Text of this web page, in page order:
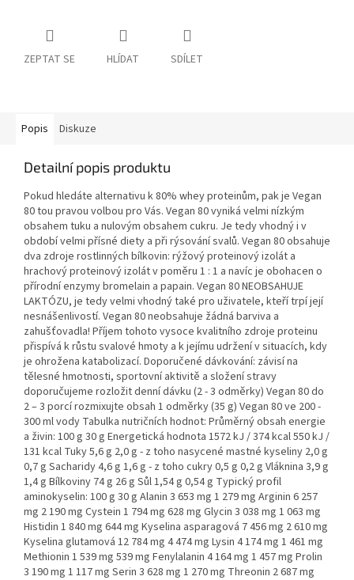
ZEPTAT SE HLÍDAT SDÍLET
Popis Diskuze
Detailní popis produktu
Pokud hledáte alternativu k 80% whey proteinům, pak je Vegan
80 tou pravou volbou pro Vás. Vegan 80 vyniká velmi nízkým
obsahem tuku a nulovým obsahem cukru. Je tedy vhodný i v
období velmi přísné diety a při rýsování svalů. Vegan 80 obsahuje
dva zdroje rostlinných bílkovin: rýžový proteinový izolát a
hrachový proteinový izolát v poměru 1 : 1 a navíc je obohacen o
přírodní enzymy bromelain a papain. Vegan 80 NEOBSAHUJE
LAKTÓZU, je tedy velmi vhodný také pro uživatele, kteří trpí její
nesnášenlivostí. Vegan 80 neobsahuje žádná barviva a
zahušťovadla! Příjem tohoto vysoce kvalitního zdroje proteinu
přispívá k růstu svalové hmoty a k jejímu udržení v situacích, kdy
je ohrožena katabolizací. Doporučené dávkování: závisí na
tělesné hmotnosti, sportovní aktivitě a složení stravy
doporučujeme rozložit denní dávku (2 - 3 odměrky) Vegan 80 do
2 – 3 porcí rozmixujte obsah 1 odměrky (35 g) Vegan 80 ve 200 -
300 ml vody Tabulka nutričních hodnot: Průměrný obsah energie
a živin: 100 g 30 g Energetická hodnota 1572 kJ / 374 kcal 550 kJ /
131 kcal Tuky 5,6 g 2,0 g - z toho nasycené mastné kyseliny 2,0 g
0,7 g Sacharidy 4,6 g 1,6 g - z toho cukry 0,5 g 0,2 g Vláknina 3,9 g
1,4 g Bílkoviny 74 g 26 g Sůl 1,54 g 0,54 g Typický profil
aminokyselin: 100 g 30 g Alanin 3 653 mg 1 279 mg Arginin 6 257
mg 2 190 mg Cystein 1 794 mg 628 mg Glycin 3 038 mg 1 063 mg
Histidin 1 840 mg 644 mg Kyselina asparagová 7 456 mg 2 610 mg
Kyselina glutamová 12 784 mg 4 474 mg Lysin 4 174 mg 1 461 mg
Methionin 1 539 mg 539 mg Fenylalanin 4 164 mg 1 457 mg Prolin
3 190 mg 1 117 mg Serin 3 628 mg 1 270 mg Threonin 2 687 mg